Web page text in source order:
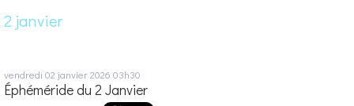
2 janvier
vendredi 02 janvier 2026 03h30
Éphéméride du 2 Janvier